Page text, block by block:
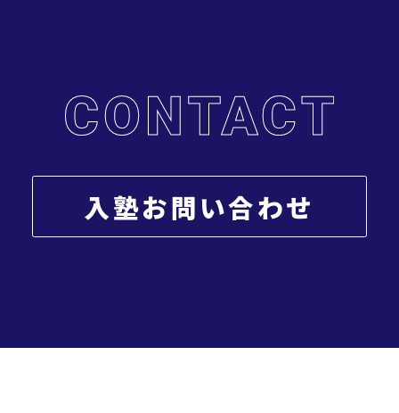
入塾お問い合わせ